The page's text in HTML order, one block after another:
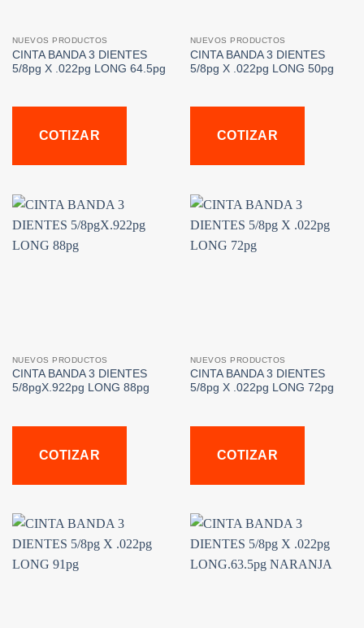
NUEVOS PRODUCTOS
CINTA BANDA 3 DIENTES
5/8pg X .022pg LONG 64.5pg
COTIZAR
NUEVOS PRODUCTOS
CINTA BANDA 3 DIENTES
5/8pg X .022pg LONG 50pg
COTIZAR
NUEVOS PRODUCTOS
CINTA BANDA 3 DIENTES
5/8pgX.922pg LONG 88pg
COTIZAR
NUEVOS PRODUCTOS
CINTA BANDA 3 DIENTES
5/8pg X .022pg LONG 72pg
COTIZAR